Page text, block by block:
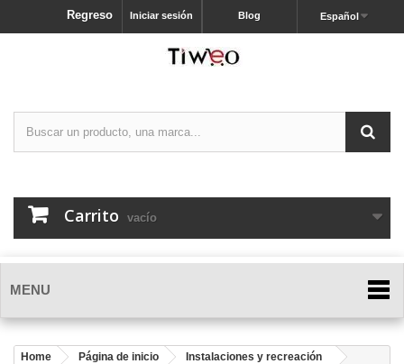
Español
Blog
Iniciar sesión
Regreso
Carrito vacío
MENU
Home Página de inicio
Instalaciones y recreación